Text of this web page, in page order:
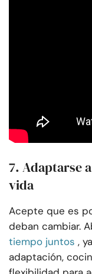
7. Adaptarse
vida
Acepte que es
deban cambiar.
tiempo juntos ,
adaptación,